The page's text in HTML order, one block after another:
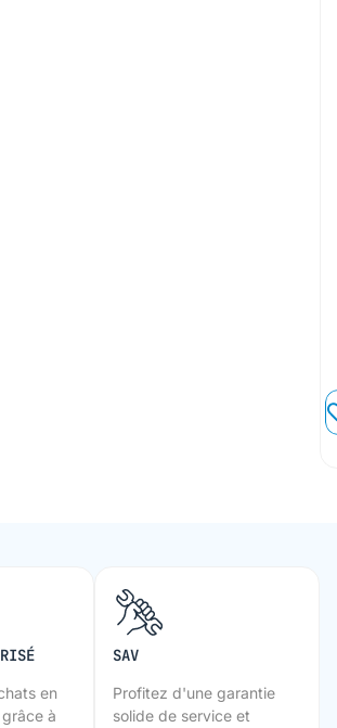
en
à
SAV
Profitez d'une garantie
solide de service et